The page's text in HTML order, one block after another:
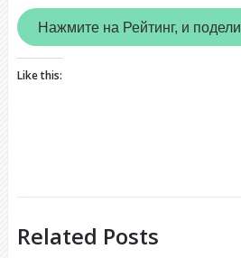
Нажмите на Рейтинг, и
Like this:
Related Posts